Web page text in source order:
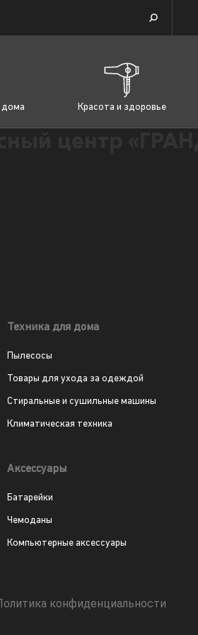
дома Красота и здоровье
Техника для дома
Пылесосы
Товары для ухода за одеждой
Стиральные и сушильные машины
Климатическая техника
Аксессуары
Батарейки
Чемоданы
Компьютерные аксессуары
конфиденциальности